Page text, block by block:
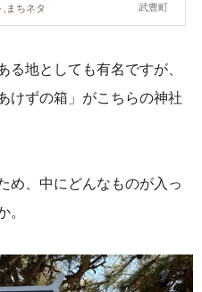
武豊町
,まちネタ
地としても有名ですが、
けずの箱」がこちらの神社
め、中にどんなものが入っ